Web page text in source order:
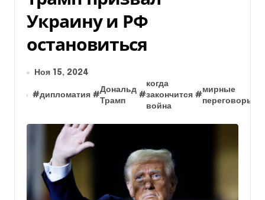
Украину и РФ
остановиться
Ноя 15, 2024
#дипломатия #
Дональд
Трамп
#
когда
закончится
война
#
мирные
переговоры